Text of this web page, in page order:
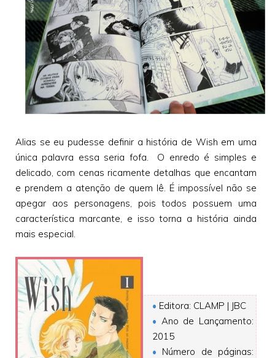
Alias se eu pudesse definir a história de Wish em uma
única palavra essa seria fofa. O enredo é simples e
delicado, com cenas ricamente detalhas que encantam
e prendem a atenção de quem lê. É impossível não se
apegar aos personagens, pois todos possuem uma
característica marcante, e isso torna a história ainda
mais especial.
• Editora: CLAMP | JBC
• Ano de Lançamento:
2015
• Número de páginas: